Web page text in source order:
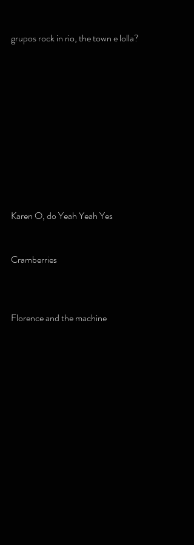
grupos rock in rio, the town e lolla?
Karen O, do Yeah Yeah Yes
Cramberries
Florence and the machine